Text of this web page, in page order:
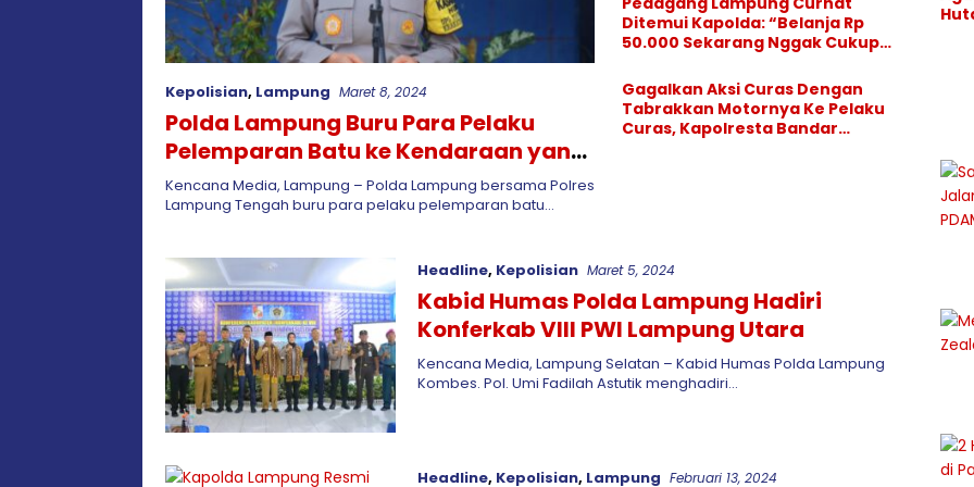
Kepolisian, Lampung Maret 8, 2024
Polda Lampung Buru Para Pelaku
Pelemparan Batu ke Kendaraan yang
Melintas di Jalan Tol
Kencana Media, Lampung – Polda Lampung bersama Polres
Lampung Tengah buru para pelaku pelemparan batu…
Ditemui Kapolda: “Belanja Rp
50.000 Sekarang Nggak Cukup
Gagalkan Aksi Curas Dengan
Tabrakkan Motornya Ke Pelaku
Curas, Kapolresta Bandar
Headline, Kepolisian Maret 5, 2024
Kabid Humas Polda Lampung Hadiri
Konferkab VIII PWI Lampung Utara
Kencana Media, Lampung Selatan – Kabid Humas Polda Lampung
Kombes. Pol. Umi Fadilah Astutik menghadiri…
Headline, Kepolisian, Lampung Februari 13, 2024